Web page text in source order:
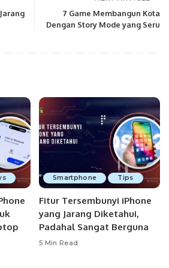
7 Game Membangun Kota
Dengan Story Mode yang Seru
Smartphone Tips
Fitur Tersembunyi iPhone
yang Jarang Diketahui,
Padahal Sangat Berguna
5 Min Read